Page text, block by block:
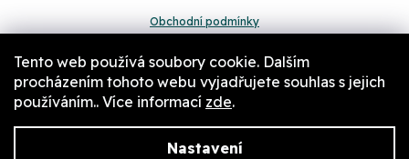
Tento web používá soubory cookie. Dalším
procházením tohoto webu vyjadřujete souhlas s jejich
používáním.. Více informací zde.
Nastavení
Obchodní podmínky
Pravidla a nastavení cookies